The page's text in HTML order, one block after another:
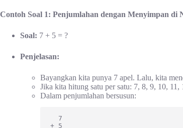
Contoh Soal 1: Penjumlahan dengan Menyimpan di
Soal: 7 + 5 = ?
Penjelasan:
Bayangkan kita punya 7 apel. Lalu, kita
Jika kita hitung satu per satu: 7, 8, 9, 10, 11,
Dalam penjumlahan bersusun:
  7
+ 5